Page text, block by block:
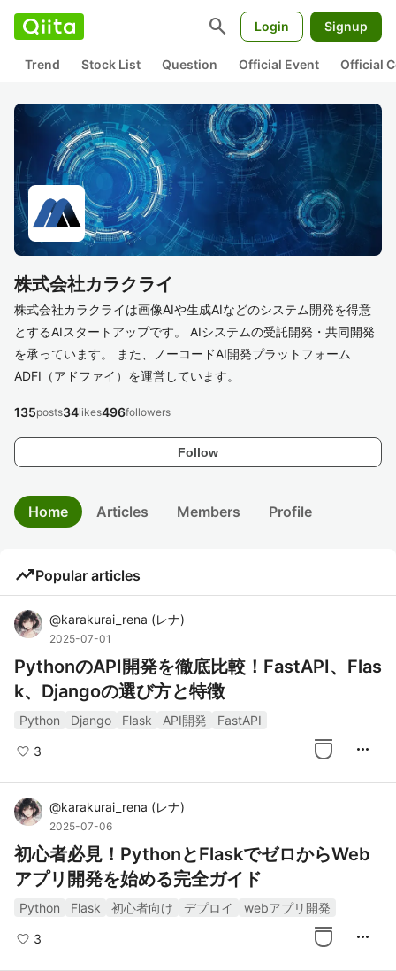
search Login Signup
Trend Stock List Question Official Event Official
株式会社カラクライ
株式会社カラクライは画像AIや生成AIなどのシステム開発を得意
とするAIスタートアップです。 AIシステムの受託開発・共同開発
を承っています。 また、ノーコードAI開発プラットフォーム
ADFI（アドファイ）を運営しています。
Follow
135posts34likes496followers
Home Articles Members Profile
trending_upPopular articles
@karakurai_rena (レナ)
2025-07-01
PythonのAPI開発を徹底比較！FastAPI、Flas
k、Djangoの選び方と特徴
Python Django Flask API開発 FastAPI
3 more_horiz
@karakurai_rena (レナ)
2025-07-06
初心者必見！PythonとFlaskでゼロからWeb
アプリ開発を始める完全ガイド
Python Flask 初心者向け デプロイ webアプリ開発
3 more_horiz